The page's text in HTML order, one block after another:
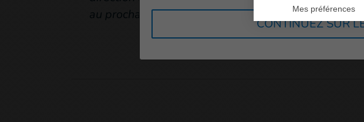
au prochain semestre ! »
CONTINUEZ SUR